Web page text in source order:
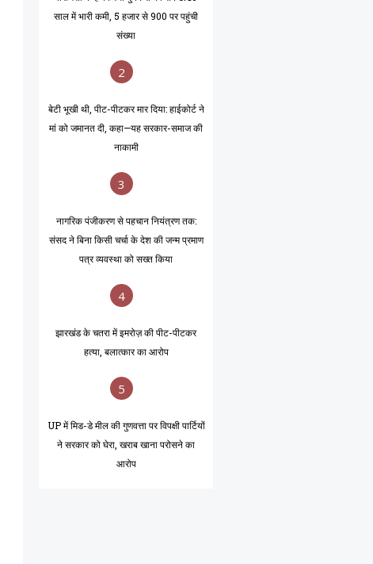
साल में भारी कमी, 5 हजार से 900 पर पहुंची
संख्या
2
बेटी भूखी थी, पीट-पीटकर मार दिया: हाईकोर्ट ने
मां को जमानत दी, कहा—यह सरकार-समाज की
नाकामी
3
नागरिक पंजीकरण से पहचान नियंत्रण तक:
संसद ने बिना किसी चर्चा के देश की जन्म प्रमाण
पत्र व्यवस्था को सख्त किया
4
झारखंड के चतरा में इमरोज़ की पीट-पीटकर
हत्या, बलात्कार का आरोप
5
UP में मिड-डे मील की गुणवत्ता पर विपक्षी पार्टियों
ने सरकार को घेरा, खराब खाना परोसने का
आरोप